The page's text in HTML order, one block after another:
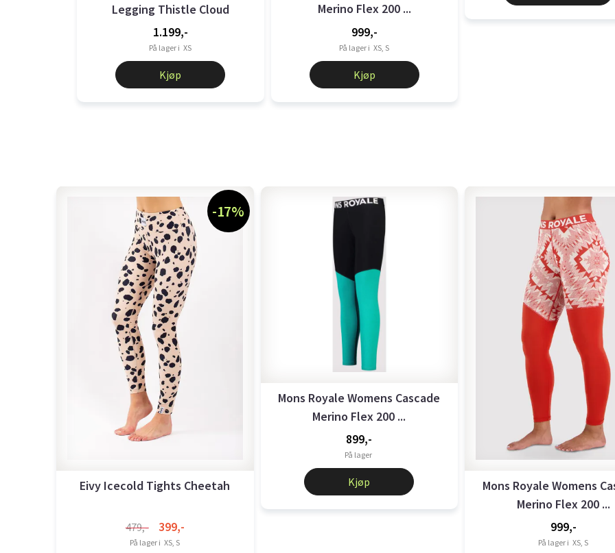
Legging Thistle Cloud
1.199,-
På lager i XS
Kjøp
Merino Flex 200 ...
999,-
På lager i XS, S
Kjøp
-17%
Eivy Icecold Tights Cheetah
479,- 399,-
På lager i XS, S
Mons Royale Womens Cascade
Merino Flex 200 ...
899,-
På lager
Kjøp
Mons Royale Womens
Merino Flex 200 ...
999,-
På lager i XS, S